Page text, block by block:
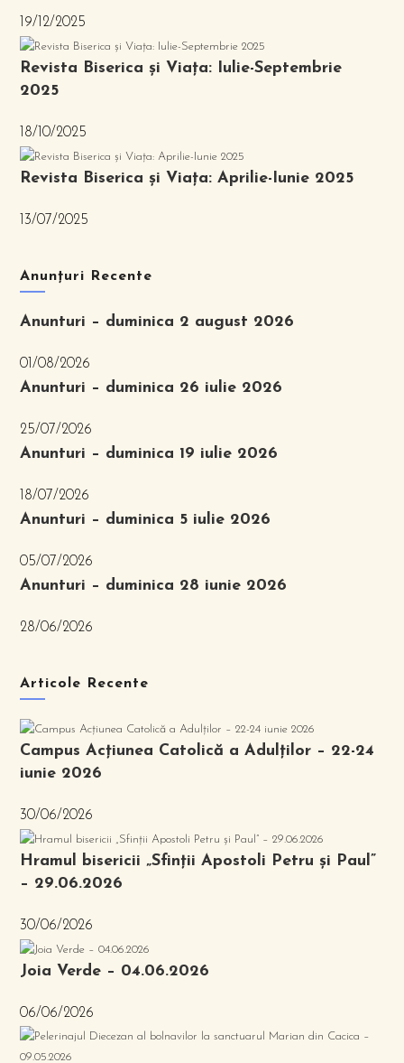
19/12/2025
Revista Biserica și Viața: Iulie-Septembrie
2025
18/10/2025
Revista Biserica și Viața: Aprilie-Iunie 2025
13/07/2025
Anunțuri Recente
Anunturi – duminica 2 august 2026
01/08/2026
Anunturi – duminica 26 iulie 2026
25/07/2026
Anunturi – duminica 19 iulie 2026
18/07/2026
Anunturi – duminica 5 iulie 2026
05/07/2026
Anunturi – duminica 28 iunie 2026
28/06/2026
Articole Recente
Campus Acțiunea Catolică a Adulților – 22-24
iunie 2026
30/06/2026
Hramul bisericii „Sfinții Apostoli Petru și Paul”
– 29.06.2026
30/06/2026
Joia Verde – 04.06.2026
06/06/2026